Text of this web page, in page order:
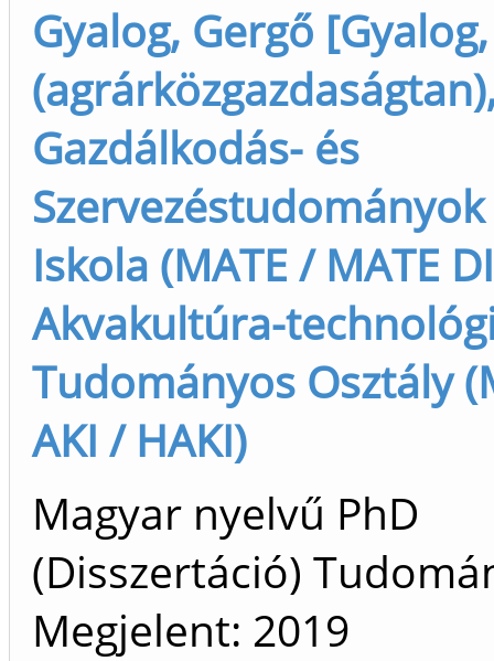
Gyalog, Gergő
Gazdálkodás- és
Iskola (MATE / MATE
Akvakultúra-
Tudományos Osztály
AKI / HAKI)
Magyar nyelvű PhD
(Disszertáció)
Megjelent: 2019